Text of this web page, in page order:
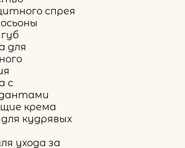
спрея
для
с
крема
кудрявых
ухода за